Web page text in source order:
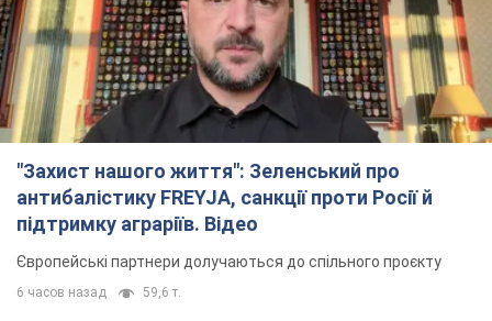
"Захист нашого життя": Зеленський про
антибалістику FREYJA, санкції проти Росії й
підтримку аграріїв. Відео
Європейські партнери долучаються до спільного проєкту
6 часов назад 59,6 т.